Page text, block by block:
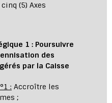
(5) Axes
1 : Poursuivre
des
par la Caisse
: Accroître les
;